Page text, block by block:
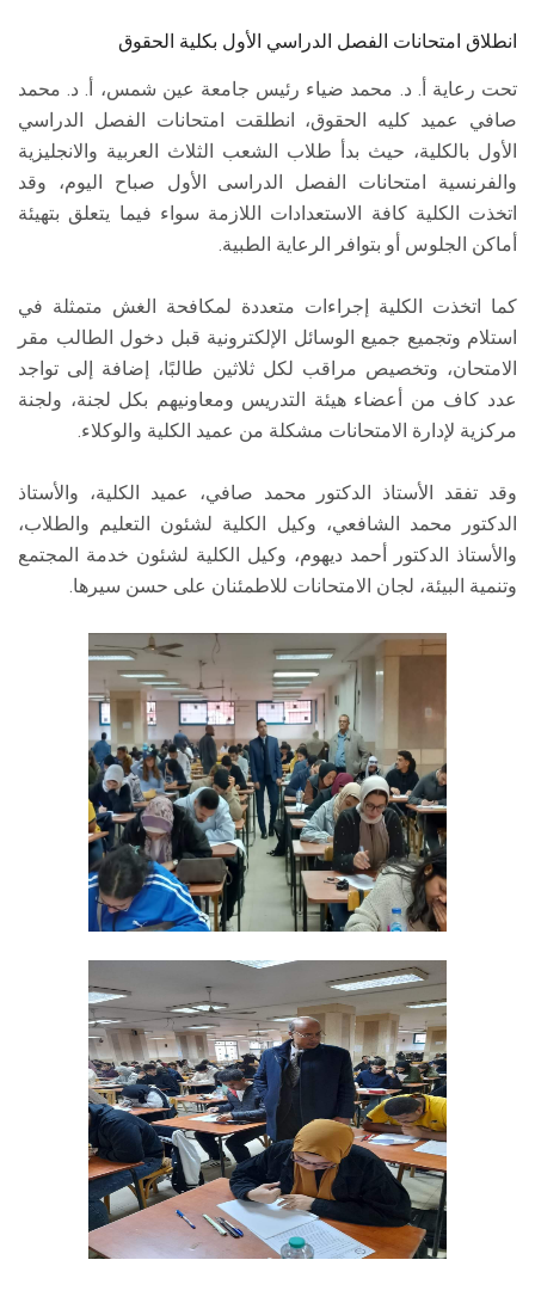
سجل الان
انطلاق امتحانات الفصل الدراسي الأول بكلية الحقوق
تحت رعاية أ. د. محمد ضياء رئيس جامعة عين شمس، أ. د. محمد
صافي عميد كليه الحقوق، انطلقت امتحانات الفصل الدراسي
الأول بالكلية، حيث بدأ طلاب الشعب الثلاث العربية والانجليزية
والفرنسية امتحانات الفصل الدراسى الأول صباح اليوم، وقد
اتخذت الكلية كافة الاستعدادات اللازمة سواء فيما يتعلق بتهيئة
أماكن الجلوس أو بتوافر الرعاية الطبية.
كما اتخذت الكلية إجراءات متعددة لمكافحة الغش متمثلة في
استلام وتجميع جميع الوسائل الإلكترونية قبل دخول الطالب مقر
الامتحان، وتخصيص مراقب لكل ثلاثين طالبًا، إضافة إلى تواجد
عدد كاف من أعضاء هيئة التدريس ومعاونيهم بكل لجنة، ولجنة
مركزية لإدارة الامتحانات مشكلة من عميد الكلية والوكلاء.
وقد تفقد الأستاذ الدكتور محمد صافي، عميد الكلية، والأستاذ
الدكتور محمد الشافعي، وكيل الكلية لشئون التعليم والطلاب،
والأستاذ الدكتور أحمد ديهوم، وكيل الكلية لشئون خدمة المجتمع
وتنمية البيئة، لجان الامتحانات للاطمئنان على حسن سيرها.